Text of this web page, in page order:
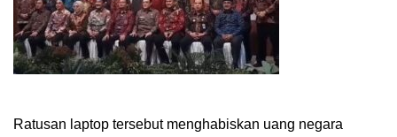
Ratusan laptop tersebut menghabiskan uang negara